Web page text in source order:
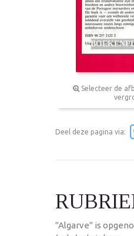
Selecteer de
Deel deze pagina via:
"Algarve" is